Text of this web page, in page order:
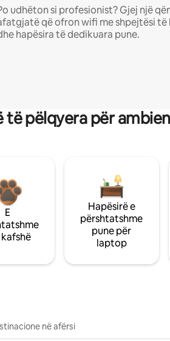
udhëton si profesionist? Gjej një
që ofron wifi me shpejtësi të
hapësira të dedikuara pune.
të pëlqyera për
E
Hapësirë e
përshtatshme
pune për
laptop
në afërsi